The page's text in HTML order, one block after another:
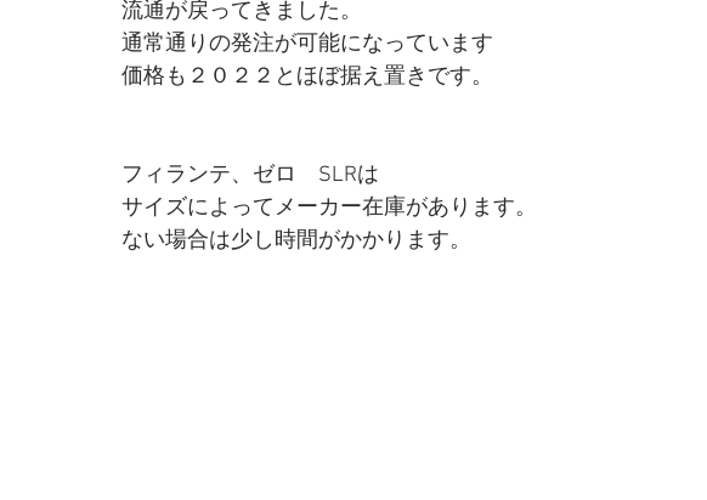
流通が戻ってきました。
通常通りの発注が可能になっています
価格も２０２２とほぼ据え置きです。
フィランテ、ゼロ　SLRは
サイズによってメーカー在庫があります。
ない場合は少し時間がかかります。